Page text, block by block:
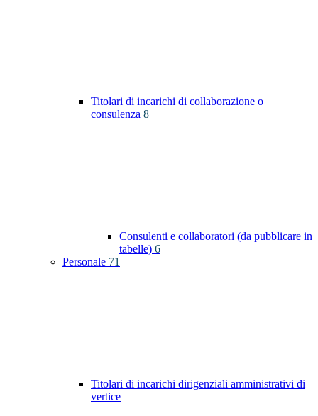
Titolari di incarichi di collaborazione o
consulenza 8
Consulenti e collaboratori (da pubblicare in
tabelle) 6
Personale 71
Titolari di incarichi dirigenziali amministrativi di
vertice